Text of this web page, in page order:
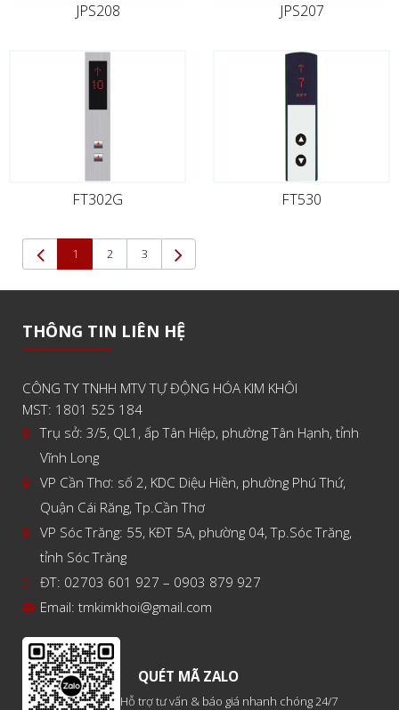
JPS208 JPS207
FT302G FT530
1 (current)
2 3
THÔNG TIN LIÊN HỆ
CÔNG TY TNHH MTV TỰ ĐỘNG HÓA KIM KHÔI
MST: 1801 525 184
Trụ sở: 3/5, QL1, ấp Tân Hiệp, phường Tân Hạnh, tỉnh
Vĩnh Long
VP Cần Thơ: số 2, KDC Diệu Hiền, phường Phú Thứ,
Quận Cái Răng, Tp.Cần Thơ
VP Sóc Trăng: 55, KĐT 5A, phường 04, Tp.Sóc Trăng,
tỉnh Sóc Trăng
ĐT: 02703 601 927 – 0903 879 927
Email: tmkimkhoi@gmail.com
QUÉT MÃ ZALO
Hỗ trợ tư vấn & báo giá nhanh chóng 24/7